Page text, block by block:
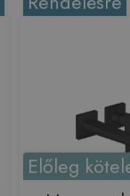
Előleg